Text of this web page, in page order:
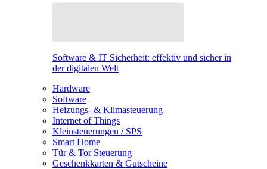
Software & IT Sicherheit: effektiv und sicher in
der digitalen Welt
Hardware
Software
Heizungs- & Klimasteuerung
Internet of Things
Kleinsteuerungen / SPS
Smart Home
Tür & Tor Steuerung
Geschenkkarten & Gutscheine